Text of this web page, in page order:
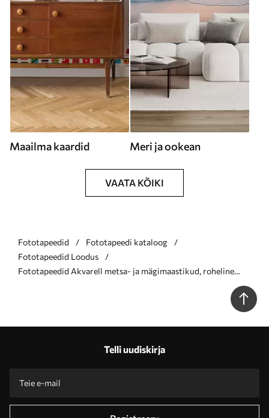
Maailma kaardid Meri ja ookean
VAATA KÕIKI
Fototapeedid
Fototapeedi kataloog
Fototapeedid Loodus
Fototapeedid Akvarell metsa- ja mägimaastikud, roheline
Telli uudiskirja